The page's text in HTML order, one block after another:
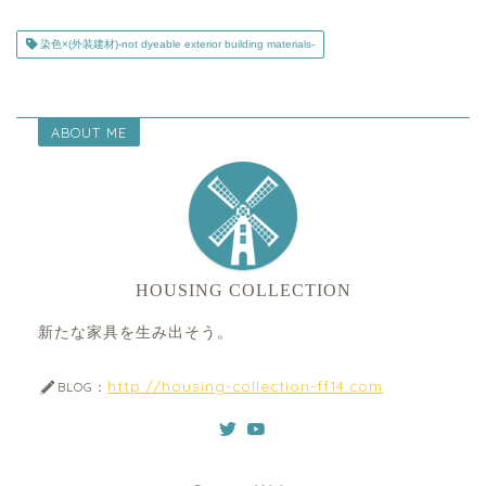
染色×(外装建材)-not dyeable exterior building materials-
ABOUT ME
HOUSING COLLECTION
新たな家具を生み出そう。
BLOG： http://housing-collection-ff14.com